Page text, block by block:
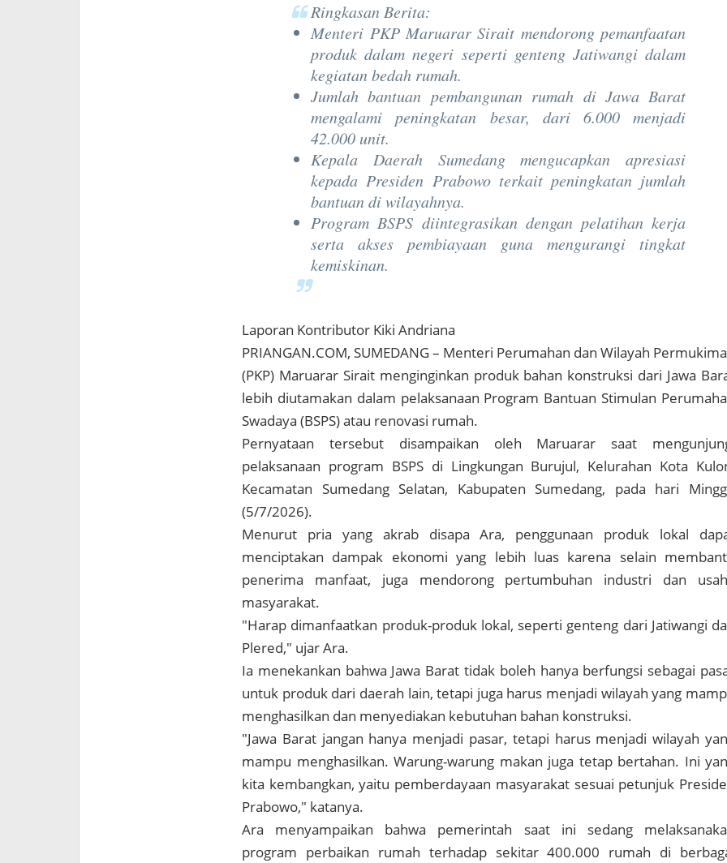
Ringkasan Berita:
Menteri PKP Maruarar Sirait mendorong pemanfaatan
produk dalam negeri seperti genteng Jatiwangi dalam
kegiatan bedah rumah.
Jumlah bantuan pembangunan rumah di Jawa Barat
mengalami peningkatan besar, dari 6.000 menjadi
42.000 unit.
Kepala Daerah Sumedang mengucapkan apresiasi
kepada Presiden Prabowo terkait peningkatan jumlah
bantuan di wilayahnya.
Program BSPS diintegrasikan dengan pelatihan kerja
serta akses pembiayaan guna mengurangi tingkat
kemiskinan.
Laporan Kontributor Kiki Andriana
PRIANGAN.COM, SUMEDANG– Menteri Perumahan dan Wilayah
(PKP) Maruarar Sirait menginginkan produk bahan konstruksi dari Jawa
lebih diutamakan dalam pelaksanaan Program Bantuan Stimulan
Swadaya (BSPS) atau renovasi rumah.
Pernyataan tersebut disampaikan oleh Maruarar saat
pelaksanaan program BSPS di Lingkungan Burujul, Kelurahan Kota
Kecamatan Sumedang Selatan, Kabupaten Sumedang, pada hari
(5/7/2026).
Menurut pria yang akrab disapa Ara, penggunaan produk lokal
menciptakan dampak ekonomi yang lebih luas karena selain
penerima manfaat, juga mendorong pertumbuhan industri dan
masyarakat.
"Harap dimanfaatkan produk-produk lokal, seperti genteng dari Jatiwangi
Plered," ujar Ara.
Ia menekankan bahwa Jawa Barat tidak boleh hanya berfungsi sebagai
untuk produk dari daerah lain, tetapi juga harus menjadi wilayah yang
menghasilkan dan menyediakan kebutuhan bahan konstruksi.
"Jawa Barat jangan hanya menjadi pasar, tetapi harus menjadi wilayah
mampu menghasilkan. Warung-warung makan juga tetap bertahan. Ini
kita kembangkan, yaitu pemberdayaan masyarakat sesuai petunjuk
Prabowo," katanya.
Ara menyampaikan bahwa pemerintah saat ini sedang
program perbaikan rumah terhadap sekitar 400.000 rumah di